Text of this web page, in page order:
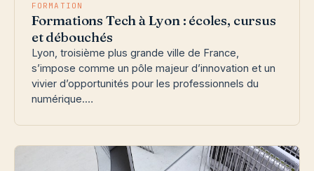
FORMATION
Formations Tech à Lyon : écoles, cursus
et débouchés
Lyon, troisième plus grande ville de France,
s’impose comme un pôle majeur d’innovation et un
vivier d’opportunités pour les professionnels du
numérique.…